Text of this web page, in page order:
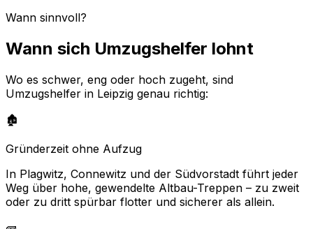
Wann sinnvoll?
Wann sich Umzugshelfer lohnt
Wo es schwer, eng oder hoch zugeht, sind
Umzugshelfer in Leipzig genau richtig:
🏚️
Gründerzeit ohne Aufzug
In Plagwitz, Connewitz und der Südvorstadt führt jeder
Weg über hohe, gewendelte Altbau-Treppen – zu zweit
oder zu dritt spürbar flotter und sicherer als allein.